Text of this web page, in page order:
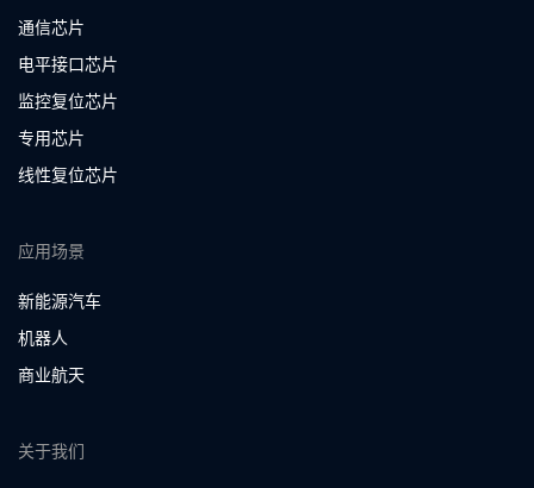
通信芯片
电平接口芯片
监控复位芯片
专用芯片
线性复位芯片
应用场景
新能源汽车
机器人
商业航天
关于我们